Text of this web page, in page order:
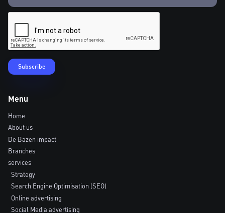
Menu
Home
About us
De Bazen impact
Branches
services
Strategy
Search Engine Optimisation (SEO)
Online advertising
Social Media advertising